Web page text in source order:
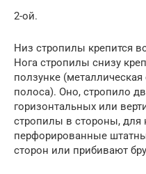
2-ой.
Низ стропилы крепится
Нога стропилы снизу
ползунке
полоса). Оно, стропило
горизонтальных или
стропилы в стороны, для
перфорированные
сторон или прибивают